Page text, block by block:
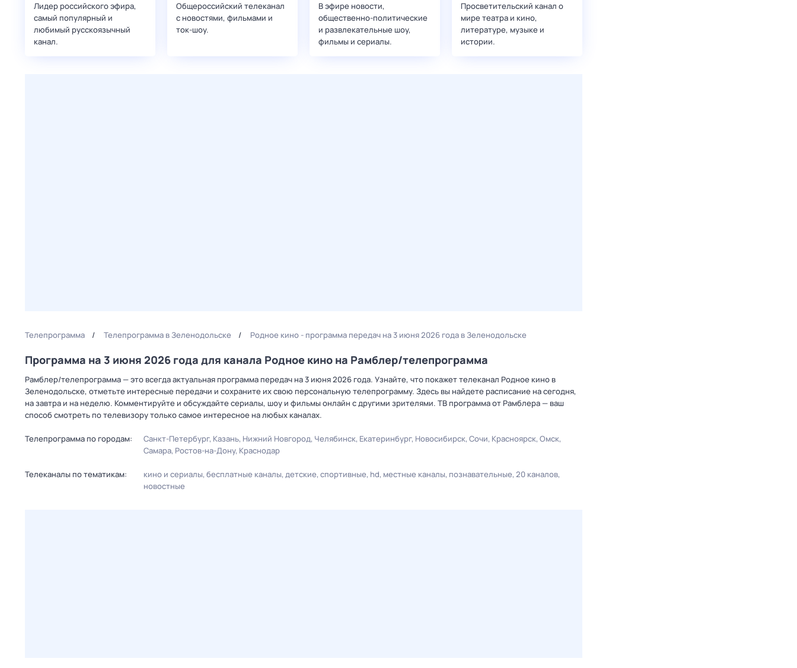
Лидер российского эфира,
самый популярный и
любимый русскоязычный
канал.
Общероссийский телеканал
с новостями, фильмами и
ток-шоу.
В эфире новости,
общественно-политические
и развлекательные шоу,
фильмы и сериалы.
Просветительский канал о
мире театра и кино,
литературе, музыке и
истории.
Телепрограмма Телепрограмма в Зеленодольске Родное кино - программа передач на 3 июня 2026 года в Зеленодольске
Программа на 3 июня 2026 года для канала Родное кино на Рамблер/телепрограмма
Рамблер/телепрограмма — это всегда актуальная программа передач на 3 июня 2026 года. Узнайте, что покажет телеканал Родное кино в
Зеленодольске, отметьте интересные передачи и сохраните их свою персональную телепрограмму. Здесь вы найдете расписание на сегодня,
на завтра и на неделю. Комментируйте и обсуждайте сериалы, шоу и фильмы онлайн с другими зрителями. ТВ программа от Рамблера — ваш
способ смотреть по телевизору только самое интересное на любых каналах.
Телепрограмма по городам: Санкт-Петербург Казань Нижний Новгород Челябинск Екатеринбург Новосибирск Сочи Красноярск Омск
Самара Ростов-на-Дону Краснодар
Телеканалы по тематикам: кино и сериалы бесплатные каналы детские спортивные hd местные каналы познавательные 20 каналов
новостные